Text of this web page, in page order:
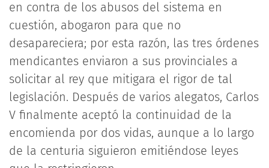
en contra de los abusos del sistema en
cuestión, abogaron para que no
desapareciera; por esta razón, las tres órdenes
mendicantes enviaron a sus provinciales a
solicitar al rey que mitigara el rigor de tal
legislación. Después de varios alegatos, Carlos
V finalmente aceptó la continuidad de la
encomienda por dos vidas, aunque a lo largo
de la centuria siguieron emitiéndose leyes